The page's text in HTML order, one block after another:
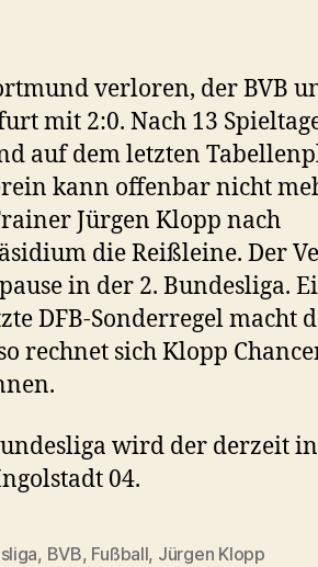
verloren, der BVB
mit 2:0. Nach 13
auf dem letzten
kann offenbar nicht
Jürgen Klopp nach
die Reißleine. Der
in der 2. Bundesliga.
DFB-Sonderregel macht
rechnet sich Klopp
wird der derzeit
04.
, BVB, Fußball, Jürgen Klopp